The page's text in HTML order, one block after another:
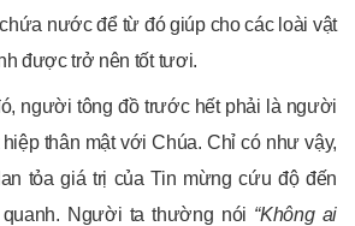
nước để từ đó giúp cho các loài vật
được trở nên tốt tươi.
người tông đồ trước hết phải là người
thân mật với Chúa. Chỉ có như vậy,
tỏa giá trị của Tin mừng cứu độ đến
Người ta thường nói “Không ai